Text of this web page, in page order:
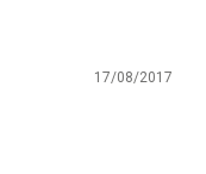
17/08/2017